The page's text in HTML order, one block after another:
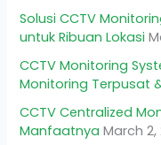
Solusi CCTV
untuk Ribuan Lokasi
CCTV Monitoring
Monitoring Terpusat
CCTV Centralized
Manfaatnya March 2,